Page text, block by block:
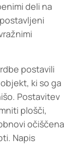
deli na
postavili
ki so ga
Postavitev
plošči,
očiščena
Napis